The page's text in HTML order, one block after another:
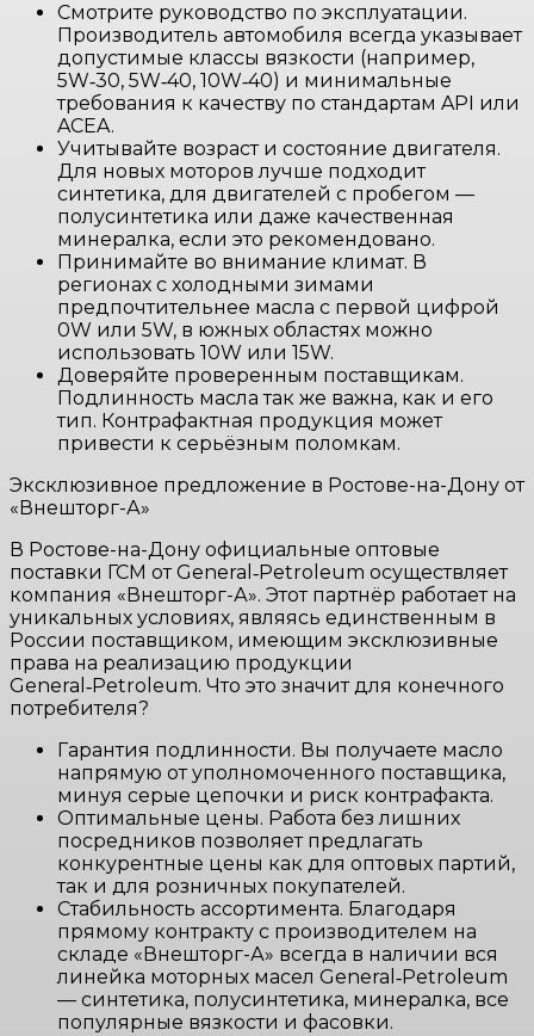
Смотрите руководство по эксплуатации.
Производитель автомобиля всегда указывает
допустимые классы вязкости (например,
5W‑30, 5W‑40, 10W‑40) и минимальные
требования к качеству по стандартам API или
ACEA.
Учитывайте возраст и состояние двигателя.
Для новых моторов лучше подходит
синтетика, для двигателей с пробегом —
полусинтетика или даже качественная
минералка, если это рекомендовано.
Принимайте во внимание климат. В
регионах с холодными зимами
предпочтительнее масла с первой цифрой
0W или 5W, в южных областях можно
использовать 10W или 15W.
Доверяйте проверенным поставщикам.
Подлинность масла так же важна, как и его
тип. Контрафактная продукция может
привести к серьёзным поломкам.
Эксклюзивное предложение в Ростове-на-Дону от
«Внешторг-А»
В Ростове-на-Дону официальные оптовые
поставки ГСМ от General‑Petroleum осуществляет
компания «Внешторг-А». Этот партнёр работает на
уникальных условиях, являясь единственным в
России поставщиком, имеющим эксклюзивные
права на реализацию продукции
General‑Petroleum. Что это значит для конечного
потребителя?
Гарантия подлинности. Вы получаете масло
напрямую от уполномоченного поставщика,
минуя серые цепочки и риск контрафакта.
Оптимальные цены. Работа без лишних
посредников позволяет предлагать
конкурентные цены как для оптовых партий,
так и для розничных покупателей.
Стабильность ассортимента. Благодаря
прямому контракту с производителем на
складе «Внешторг-А» всегда в наличии вся
линейка моторных масел General‑Petroleum
— синтетика, полусинтетика, минералка, все
популярные вязкости и фасовки.